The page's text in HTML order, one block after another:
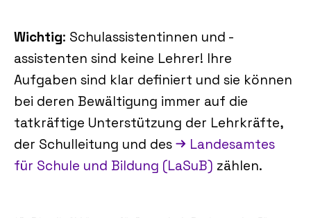
Wichtig: Schulassistentinnen und -
assistenten sind keine Lehrer! Ihre
Aufgaben sind klar definiert und sie können
bei deren Bewältigung immer auf die
tatkräftige Unterstützung der Lehrkräfte,
der Schulleitung und des
Landesamtes
für Schule und Bildung (LaSuB) zählen.